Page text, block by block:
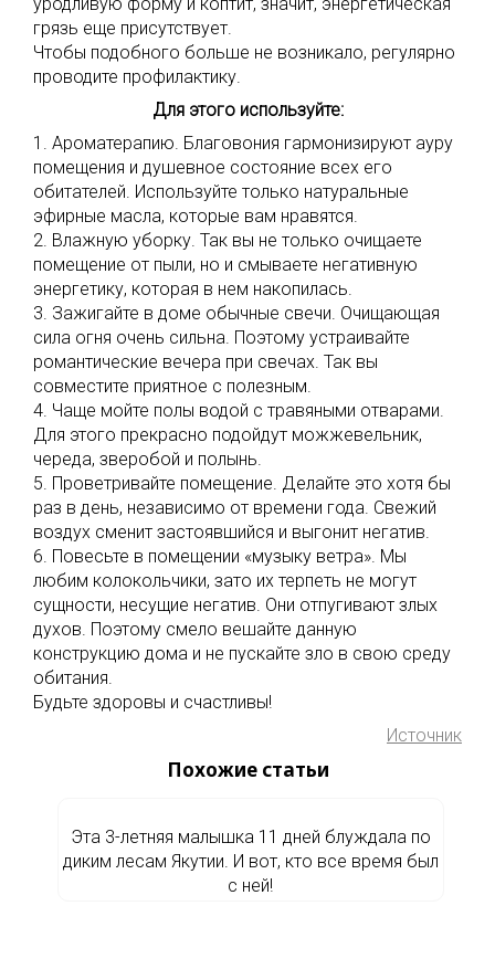
грязь еще присутствует.
Чтобы подобного больше не возникало, регулярно
проводите профилактику.
Для этого используйте:
1. Ароматерапию. Благовония гармонизируют ауру
помещения и душевное состояние всех его
обитателей. Используйте только натуральные
эфирные масла, которые вам нравятся.
2. Влажную уборку. Так вы не только очищаете
помещение от пыли, но и смываете негативную
энергетику, которая в нем накопилась.
3. Зажигайте в доме обычные свечи. Очищающая
сила огня очень сильна. Поэтому устраивайте
романтические вечера при свечах. Так вы
совместите приятное с полезным.
4. Чаще мойте полы водой с травяными отварами.
Для этого прекрасно подойдут можжевельник,
череда, зверобой и полынь.
5. Проветривайте помещение. Делайте это хотя бы
раз в день, независимо от времени года. Свежий
воздух сменит застоявшийся и выгонит негатив.
6. Повесьте в помещении «музыку ветра». Мы
любим колокольчики, зато их терпеть не могут
сущности, несущие негатив. Они отпугивают злых
духов. Поэтому смело вешайте данную
конструкцию дома и не пускайте зло в свою среду
обитания.
Будьте здоровы и счастливы!
Источник
Похожие статьи
Эта 3-летняя малышка 11 дней блуждала по
диким лесам Якутии. И вот, кто все время был
с ней!